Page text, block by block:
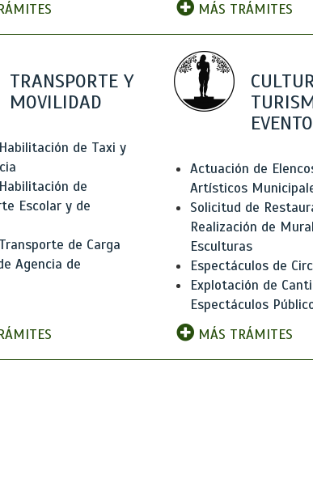
MÁS TRÁMITES
TRANSPORTE Y
MOVILIDAD
de Taxi y
de
Escolar y de
de Carga
Agencia de
Actuación de
Artísticos
Solicitud de
Realización de
Esculturas
Espectáculos de
Explotación de
Espectáculos
MÁS TRÁMITES